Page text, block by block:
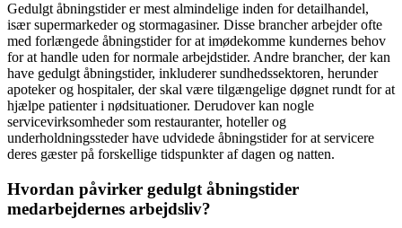
Gedulgt åbningstider er mest almindelige inden for detailhandel,
især supermarkeder og stormagasiner. Disse brancher arbejder ofte
med forlængede åbningstider for at imødekomme kundernes behov
for at handle uden for normale arbejdstider. Andre brancher, der kan
have gedulgt åbningstider, inkluderer sundhedssektoren, herunder
apoteker og hospitaler, der skal være tilgængelige døgnet rundt for at
hjælpe patienter i nødsituationer. Derudover kan nogle
servicevirksomheder som restauranter, hoteller og
underholdningssteder have udvidede åbningstider for at servicere
deres gæster på forskellige tidspunkter af dagen og natten.
Hvordan påvirker gedulgt åbningstider
medarbejdernes arbejdsliv?